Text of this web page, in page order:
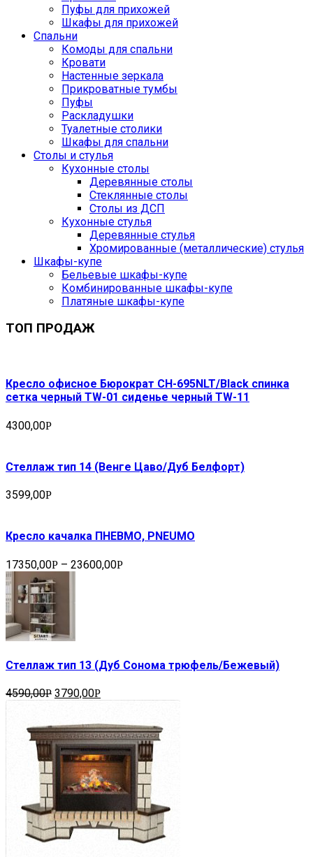
Пуфы для прихожей
Шкафы для прихожей
Спальни
Комоды для спальни
Кровати
Настенные зеркала
Прикроватные тумбы
Пуфы
Раскладушки
Туалетные столики
Шкафы для спальни
Столы и стулья
Кухонные столы
Деревянные столы
Стеклянные столы
Столы из ДСП
Кухонные стулья
Деревянные стулья
Хромированные (металлические) стулья
Шкафы-купе
Бельевые шкафы-купе
Комбинированные шкафы-купе
Платяные шкафы-купе
ТОП ПРОДАЖ
Кресло офисное Бюрократ CH-695NLT/Black спинка
сетка черный TW-01 сиденье черный TW-11
4300,00Р
Стеллаж тип 14 (Венге Цаво/Дуб Белфорт)
3599,00Р
Кресло качалка ПНЕВМО, PNEUMO
17350,00Р – 23600,00Р
Стеллаж тип 13 (Дуб Сонома трюфель/Бежевый)
4590,00Р 3790,00Р